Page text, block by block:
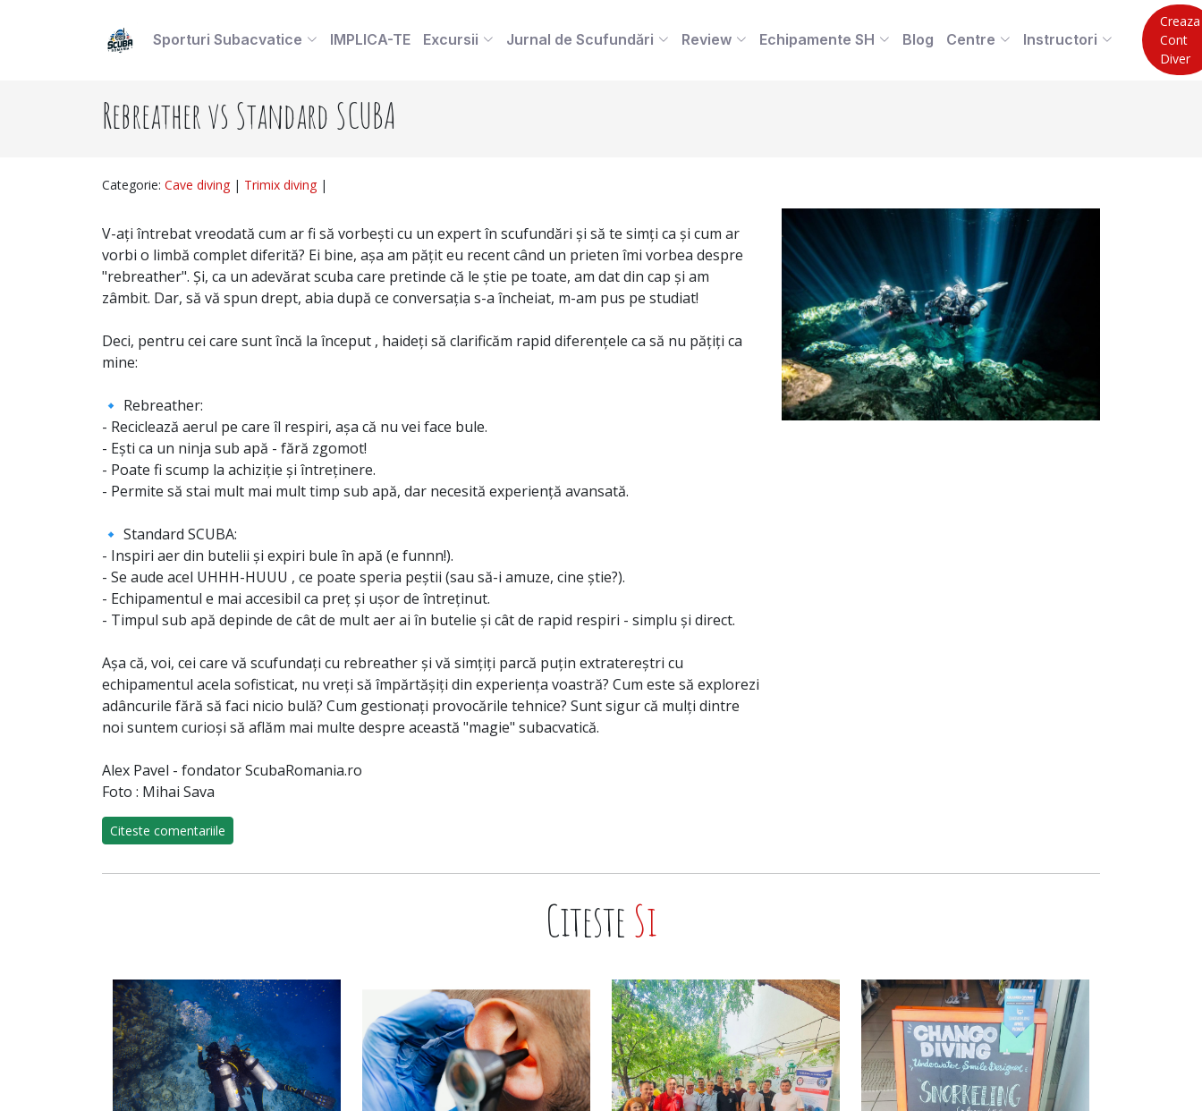
Sporturi Subacvatice IMPLICA-TE Excursii Jurnal de Scufundări Review Echipamente SH Blog Centre Instructori
Creaza
Cont
Diver
Rebreather vs Standard SCUBA
Categorie: Cave diving | Trimix diving |
V-ați întrebat vreodată cum ar fi să vorbești cu un expert în scufundări și să te simți ca și cum ar
vorbi o limbă complet diferită? Ei bine, așa am pățit eu recent când un prieten îmi vorbea despre
"rebreather". Și, ca un adevărat scuba care pretinde că le știe pe toate, am dat din cap și am
zâmbit. Dar, să vă spun drept, abia după ce conversația s-a încheiat, m-am pus pe studiat!
Deci, pentru cei care sunt încă la început , haideți să clarificăm rapid diferențele ca să nu pățiți ca
mine:
🔹 Rebreather:
- Reciclează aerul pe care îl respiri, așa că nu vei face bule.
- Ești ca un ninja sub apă - fără zgomot!
- Poate fi scump la achiziție și întreținere.
- Permite să stai mult mai mult timp sub apă, dar necesită experiență avansată.
🔹 Standard SCUBA:
- Inspiri aer din butelii și expiri bule în apă (e funnn!).
- Se aude acel UHHH-HUUU , ce poate speria peștii (sau să-i amuze, cine știe?).
- Echipamentul e mai accesibil ca preț și ușor de întreținut.
- Timpul sub apă depinde de cât de mult aer ai în butelie și cât de rapid respiri - simplu și direct.
Așa că, voi, cei care vă scufundați cu rebreather și vă simțiți parcă puțin extratereștri cu
echipamentul acela sofisticat, nu vreți să împărtășiți din experiența voastră? Cum este să explorezi
adâncurile fără să faci nicio bulă? Cum gestionați provocările tehnice? Sunt sigur că mulți dintre
noi suntem curioși să aflăm mai multe despre această "magie" subacvatică.
Alex Pavel - fondator ScubaRomania.ro
Foto : Mihai Sava
Citeste comentariile
Citeste Si